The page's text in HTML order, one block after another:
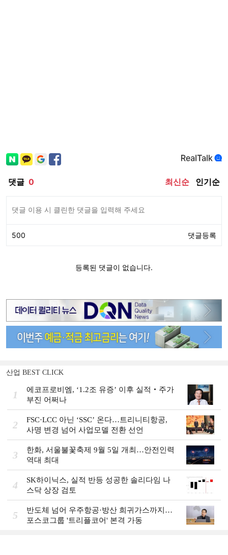
산업 BEST CLICK
1
에코프로비엠, ‘1.2조 유증’ 이후 실적‧주가
부진 어쩌나
2
FSC·LCC 아닌 ‘SSC’ 온다…트리니티항공,
사명 변경 넘어 사업모델 전환 선언
3
한화, 서울불꽃축제 9월 5일 개최…안전인력
역대 최대
4
SK하이닉스, 실적 반등 성공한 솔리다임 나
스닥 상장 검토
5
반도체 넘어 우주항공·방산 희귀가스까지…
포스코그룹 '트리플코어' 본격 가동